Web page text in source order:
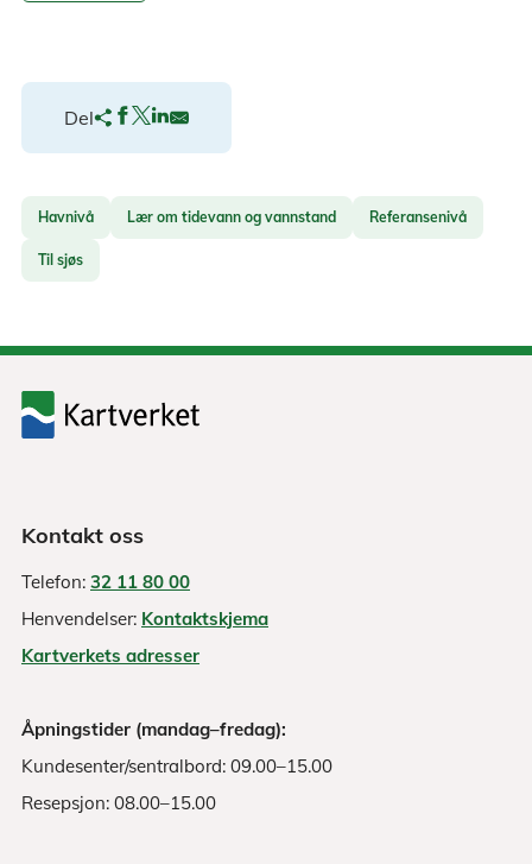
Del
Havnivå Lær om tidevann og vannstand Referansenivå
Til sjøs
Kontakt oss
Telefon: 32 11 80 00
Henvendelser: Kontaktskjema
Kartverkets adresser
Åpningstider (mandag–fredag):
Kundesenter/sentralbord: 09.00–15.00
Resepsjon: 08.00–15.00